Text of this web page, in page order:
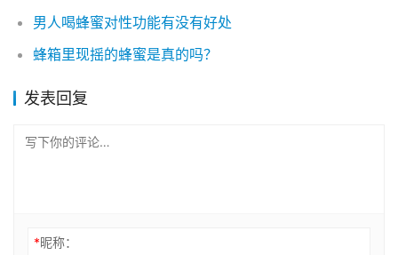
男人喝蜂蜜对性功能有没有好处
蜂箱里现摇的蜂蜜是真的吗？
发表回复
*昵称：